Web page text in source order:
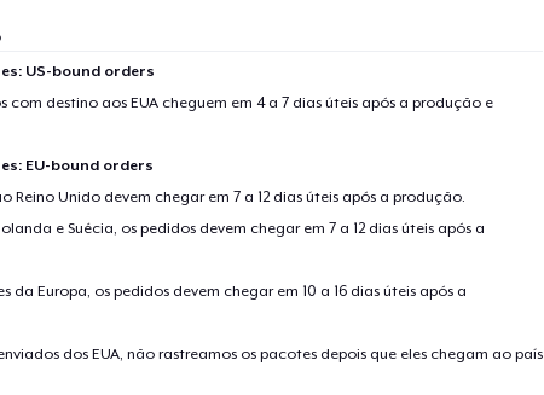
US-bound orders
com destino aos EUA cheguem em 4 a 7 dias úteis após a produção e
EU-bound orders
Reino Unido devem chegar em 7 a 12 dias úteis após a produção.
e Suécia, os pedidos devem chegar em 7 a 12 dias úteis após a
da Europa, os pedidos devem chegar em 10 a 16 dias úteis após a
dos EUA, não rastreamos os pacotes depois que eles chegam ao país